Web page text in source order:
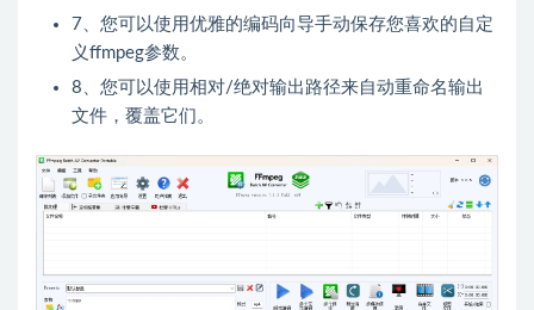
7、您可以使用优雅的编码向导手动保存您喜欢的自定
义ffmpeg参数。
8、您可以使用相对/绝对输出路径来自动重命名输出
文件，覆盖它们。